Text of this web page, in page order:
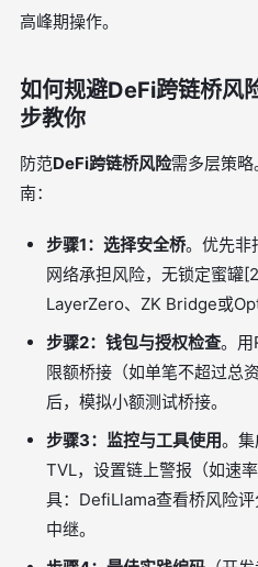
高峰期操作。
如何规避DeFi跨链桥风
步教你
防范DeFi跨链桥风险需多层策
南：
步骤1：选择安全桥。优先非
网络承担风险，无锁定蜜罐
LayerZero、ZK Bridge或
步骤2：钱包与授权检查。用
限额桥接（如单笔不超过总
后，模拟小额测试桥接。
步骤3：监控与工具使用。
TVL，设置链上警报（如速
具：DefiLlama查看桥风险
中继。